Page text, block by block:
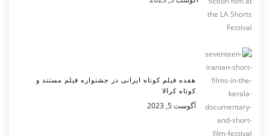
هفده فیلم کوتاه ایرانی در جشنواره فیلم مستند و
کوتاه کرالا
آگوست 5, 2023